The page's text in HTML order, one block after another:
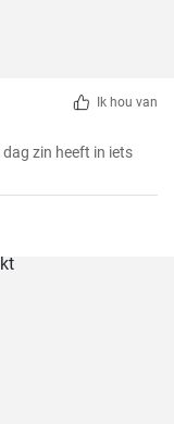
Ik hou van
zin heeft in iets